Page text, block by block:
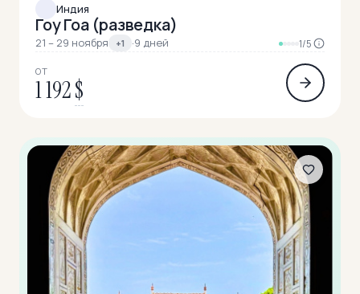
Индия
Гоу Гоа (разведка)
21 – 29 ноября +1 ·9 дней 1/5
ОТ
1 192$